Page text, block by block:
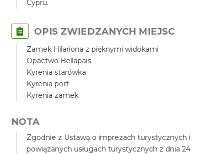
Cypru.
OPIS ZWIEDZANYCH MIEJSC
Zamek Hilariona z pięknymi widokami
Opactwo Bellapais
Kyrenia starówka
Kyrenia port
Kyrenia zamek
NOTA
Zgodnie z Ustawą o imprezach turystycznych i
powiązanych usługach turystycznych z dnia 24